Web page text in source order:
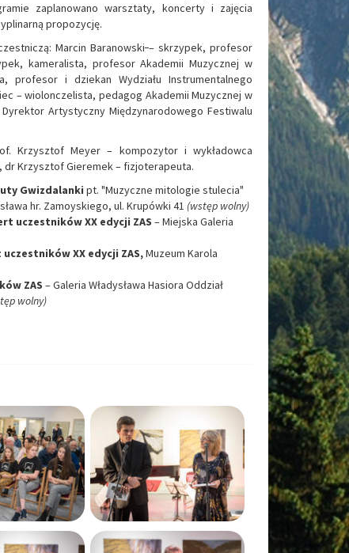
zaplanowano warsztaty, koncerty i zajęcia
propozycję.
Marcin Baranowski – skrzypek, profesor
kameralista, profesor Akademii Muzycznej w
profesor i dziekan Wydziału Instrumentalnego
– wiolonczelista, pedagog Akademii Muzycznej w
Artystyczny Międzynarodowego Festiwalu
Krzysztof Meyer – kompozytor i wykładowca
dr Krzysztof Gieremek – fizjoterapeuta.
Gwizdalanki pt. "Muzyczne mitologie stulecia"
hr. Zamoyskiego, ul. Krupówki 41 (wstęp wolny)
uczestnikówXX edycji ZAS – Miejska Galeria
uczestnikówXX edycji ZAS,Muzeum Karola
ZAS – Galeria Władysława Hasiora Oddział
wolny)